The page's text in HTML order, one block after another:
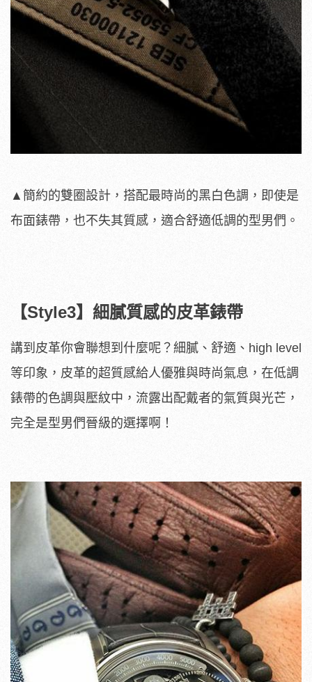
▲簡約的雙圈設計，搭配最時尚的黑白色調，即使是
布面錶帶，也不失其質感，適合舒適低調的型男們。
【Style3】細膩質感的皮革錶帶
講到皮革你會聯想到什麼呢？細膩、舒適、high level
等印象，皮革的超質感給人優雅與時尚氣息，在低調
錶帶的色調與壓紋中，流露出配戴者的氣質與光芒，
完全是型男們晉級的選擇啊！